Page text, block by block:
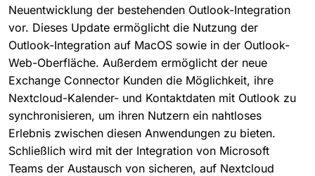
Neuentwicklung der bestehenden Outlook-Integration
vor. Dieses Update ermöglicht die Nutzung der
Outlook-Integration auf MacOS sowie in der Outlook-
Web-Oberfläche. Außerdem ermöglicht der neue
Exchange Connector Kunden die Möglichkeit, ihre
Nextcloud-Kalender- und Kontaktdaten mit Outlook zu
synchronisieren, um ihren Nutzern ein nahtloses
Erlebnis zwischen diesen Anwendungen zu bieten.
Schließlich wird mit der Integration von Microsoft
Teams der Austausch von sicheren, auf Nextcloud